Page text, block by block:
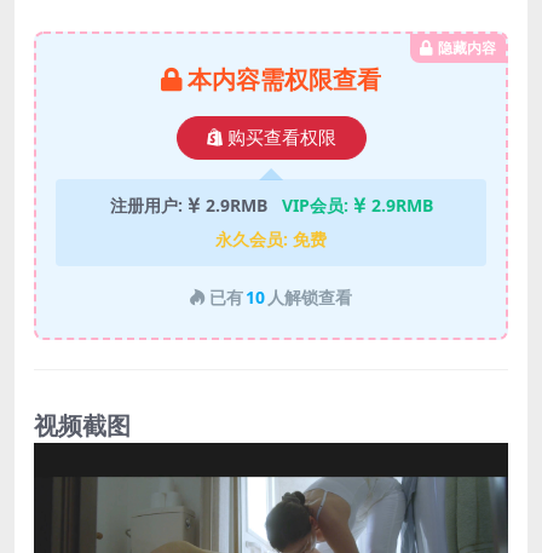
隐藏内容
本内容需权限查看
购买查看权限
注册用户: 2.9RMB VIP会员:
2.9RMB
永久会员: 免费
已有10 人解锁查看
视频截图